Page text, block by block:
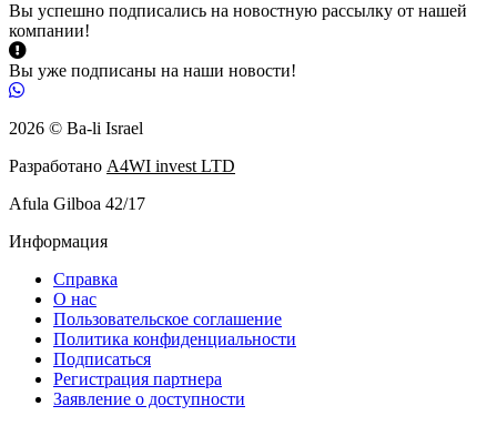
Вы успешно подписались на новостную рассылку от нашей
компании!
Вы уже подписаны на наши новости!
2026 © Ba-li Israel
Разработано A4WI invest LTD
Afula Gilboa 42/17
Информация
Справка
О нас
Пользовательское соглашение
Политика конфиденциальности
Подписаться
Регистрация партнера
Заявление о доступности